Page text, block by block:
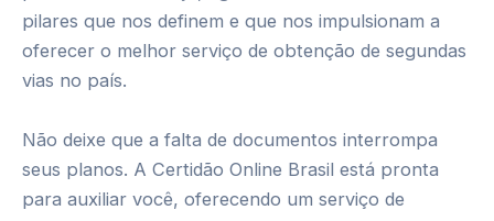
pilares que nos definem e que nos impulsionam a
oferecer o melhor serviço de obtenção de segundas
vias no país.
Não deixe que a falta de documentos interrompa
seus planos. A Certidão Online Brasil está pronta
para auxiliar você, oferecendo um serviço de